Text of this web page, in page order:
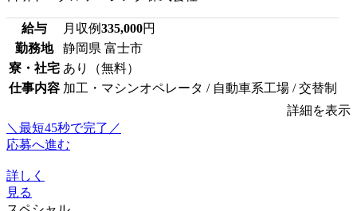
給与 月収例335,000円
勤務地
静岡県 富士市
寮・社宅 あり（無料）
仕事内容 加工・マシンオペレータ / 自動車系工場 / 交替制
詳細を表示
＼最短45秒で完了／
応募へ進む
詳しく
見る